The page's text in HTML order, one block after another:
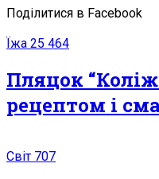
Поділитися в Facebook
Їжа 25 464
Пляцок
рецептом і
Світ 707